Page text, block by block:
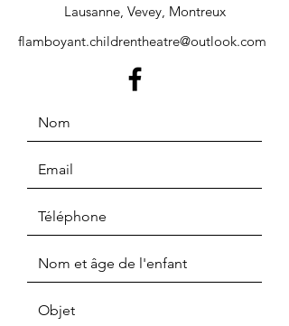
Lausanne, Vevey, Montreux
flamboyant.childrentheatre@outlook.com